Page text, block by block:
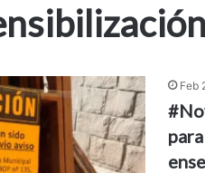
Feb